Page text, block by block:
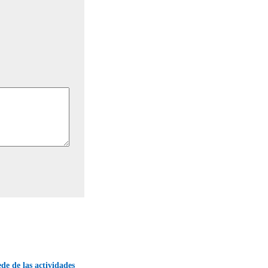
de las actividades